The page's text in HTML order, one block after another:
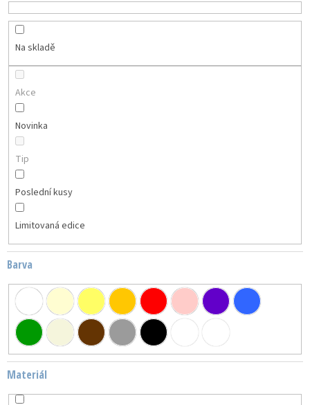
u
k
Na skladě
Akce
Novinka
Tip
Poslední kusy
Limitovaná edice
Barva
Materiál